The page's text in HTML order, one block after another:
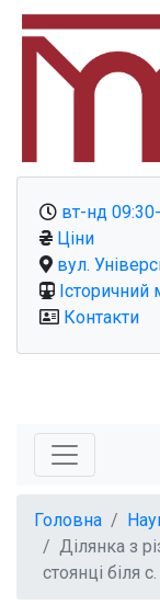
вт-нд
Ціни
вул.
Історичний
Контакти
Головна
Ділянка з
стоянці біля